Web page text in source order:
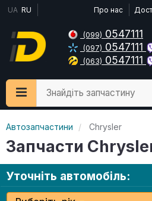
UA RU Про нас
(099) 0547111
(097) 0547111
(063) 0547111
Знайдіть запчастину
Автозапчастини Chrysler
Запчасти
Уточніть автомобіль: